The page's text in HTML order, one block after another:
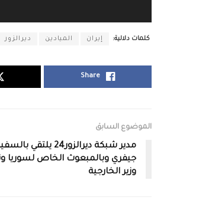
كلمات دلالية: إيران الميادين ديرالزور
Share
الموضوع السابق
مدير شبكة ديرالزور24
جيفري وبالمبعوث الخاص لسوريا
وزير الخارجية